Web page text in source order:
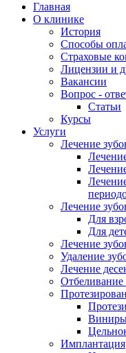
Главная
О клинике
История
Способы
Страховые
Лицензии и
Вакансии
Вопрос -
Статьи
Курсы
Услуги
Лечение
Лечение
Для
Для
Лечение
Удаление
Лечение
Отбеливание
Имплантация